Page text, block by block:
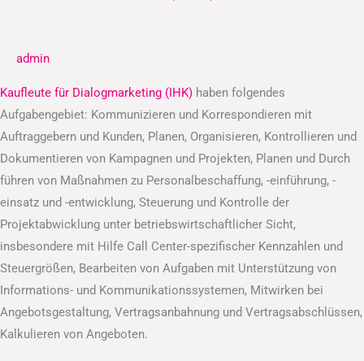
admin
Kaufleute für Dialogmarketing (IHK) haben folgendes
Aufgabengebiet: Kommunizieren und Korrespondieren mit
Auftraggebern und Kunden, Planen, Organisieren, Kontrollieren und
Dokumentieren von Kampagnen und Projekten, Planen und Durch
führen von Maßnahmen zu Personalbeschaffung, -einführung, -
einsatz und -entwicklung, Steuerung und Kontrolle der
Projektabwicklung unter betriebswirtschaftlicher Sicht,
insbesondere mit Hilfe Call Center-spezifischer Kennzahlen und
Steuergrößen, Bearbeiten von Aufgaben mit Unterstützung von
Informations- und Kommunikationssystemen, Mitwirken bei
Angebotsgestaltung, Vertragsanbahnung und Vertragsabschlüssen,
Kalkulieren von Angeboten.
(IHK)